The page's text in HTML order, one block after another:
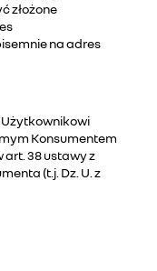
złożone
na adres
Użytkownikowi
Konsumentem
38 ustawy z
(t.j. Dz. U. z